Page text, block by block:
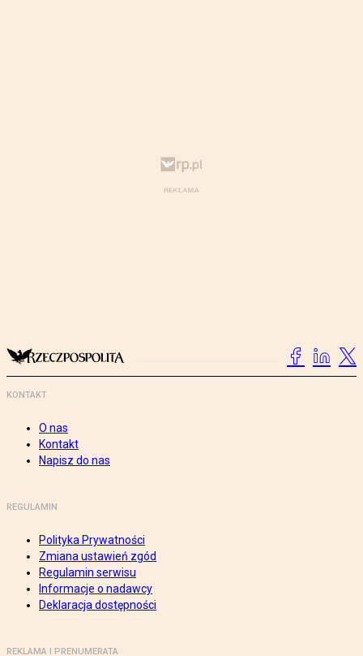
KONTAKT
O nas
Kontakt
Napisz do nas
REGULAMIN
Polityka Prywatności
Zmiana ustawień zgód
Regulamin serwisu
Informacje o nadawcy
Deklaracja dostępności
REKLAMA I PRENUMERATA